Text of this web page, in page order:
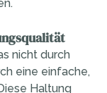
nicht durch
eine einfache,
Haltung